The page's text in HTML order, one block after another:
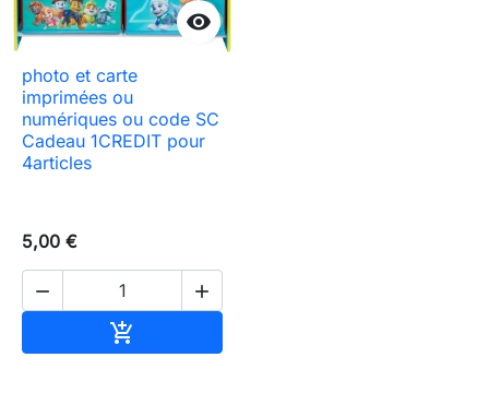

photo et carte
imprimées ou
numériques ou code SC
Cadeau 1CREDIT pour
4articles
5,00 €
 
